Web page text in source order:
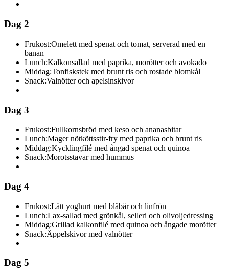
Dag 2
Frukost:Omelett med spenat och tomat, serverad med en
banan
Lunch:Kalkonsallad med paprika, morötter och avokado
Middag:Tonfiskstek med brunt ris och rostade blomkål
Snack:Valnötter och apelsinskivor
Dag 3
Frukost:Fullkornsbröd med keso och ananasbitar
Lunch:Mager nötköttsstir-fry med paprika och brunt ris
Middag:Kycklingfilé med ångad spenat och quinoa
Snack:Morotsstavar med hummus
Dag 4
Frukost:Lätt yoghurt med blåbär och linfrön
Lunch:Lax-sallad med grönkål, selleri och olivoljedressing
Middag:Grillad kalkonfilé med quinoa och ångade morötter
Snack:Äppelskivor med valnötter
Dag 5